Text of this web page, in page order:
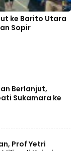
ke Barito Utara
Sopir
Berlanjut,
Sukamara ke
Prof Yetri